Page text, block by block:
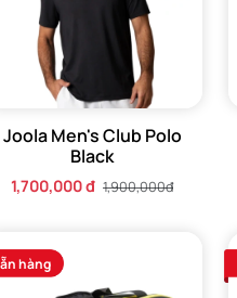
Joola Men's Club Polo
Black
1,700,000 đ 1,900,000đ
hàng